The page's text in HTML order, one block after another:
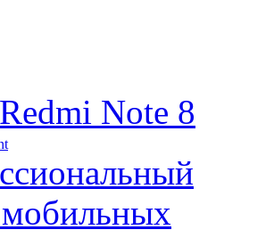
Note 8